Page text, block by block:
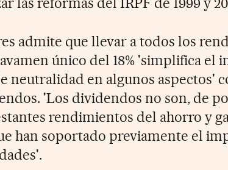
admite que llevar a todos los
único del 18% 'simplifica el
neutralidad en algunos aspectos'
'Los dividendos no son, de
rendimientos del ahorro y
han soportado previamente el